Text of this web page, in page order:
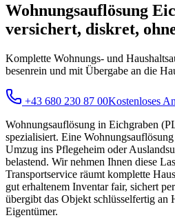
Wohnungsauflösung
versichert, diskret,
Komplette Wohnungs- und
besenrein und mit Übergabe an die
+43 680 230 87 00Kostenloses
Wohnungsauflösung in Eichgraben
spezialisiert. Eine
Umzug ins Pflegeheim oder
belastend. Wir nehmen Ihnen diese
Transportservice räumt komplette
gut erhaltenem Inventar fair, sichert
übergibt das Objekt schlüsselfertig an
Eigentümer.